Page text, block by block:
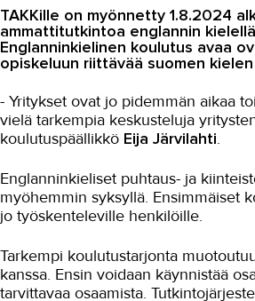
TAKKille on myönnetty 1.8.2024
ammattitutkintoa englannin
Englanninkielinen koulutus avaa
opiskeluun riittävää suomen
- Yritykset ovat jo pidemmän aikaa
vielä tarkempia keskusteluja
koulutuspäällikkö Eija Järvilahti.
Englanninkieliset puhtaus- ja
myöhemmin syksyllä. Ensimmäiset
jo työskenteleville henkilöille.
Tarkempi koulutustarjonta
kanssa. Ensin voidaan käynnistää
tarvittavaa osaamista.